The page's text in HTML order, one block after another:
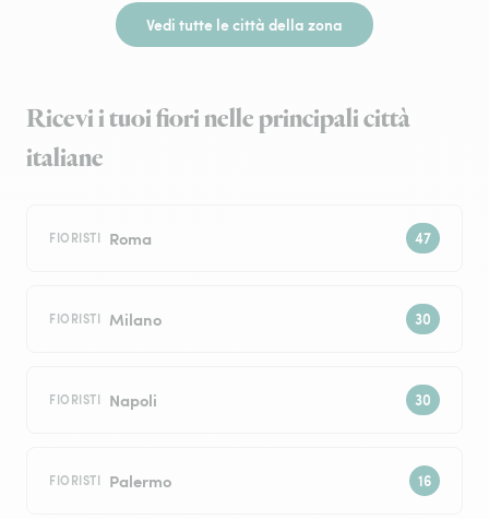
Vedi tutte le città della zona
Ricevi i tuoi fiori nelle principali città
italiane
FIORISTI Roma
FIORISTI Milano
FIORISTI Napoli
FIORISTI Palermo